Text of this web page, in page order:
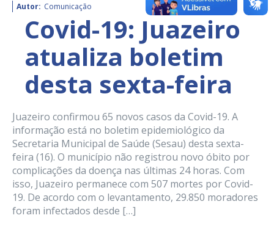
Autor: Comunicação
Covid-19: Juazeiro
atualiza boletim
desta sexta-feira
Juazeiro confirmou 65 novos casos da Covid-19. A
informação está no boletim epidemiológico da
Secretaria Municipal de Saúde (Sesau) desta sexta-
feira (16). O município não registrou novo óbito por
complicações da doença nas últimas 24 horas. Com
isso, Juazeiro permanece com 507 mortes por Covid-
19. De acordo com o levantamento, 29.850 moradores
foram infectados desde […]